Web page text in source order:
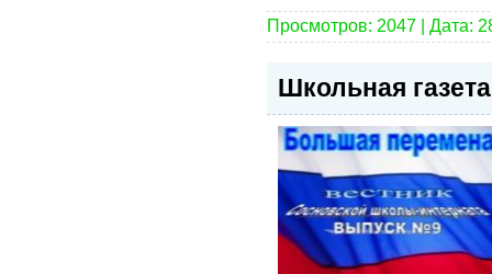
Просмотров: 2047 | Дата:
Школьная газета